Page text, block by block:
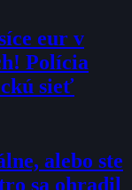
eur v
Polícia
sieť
alebo ste
sa ohradil